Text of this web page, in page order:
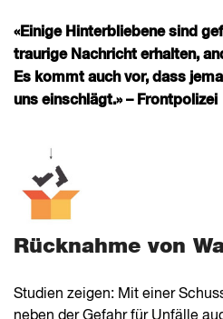
«Einige Hinterbliebene sind
traurige Nachricht erhalten,
Es kommt auch vor, dass
uns einschlägt.» – Frontpolizei
Rücknahme von
Studien zeigen: Mit einer